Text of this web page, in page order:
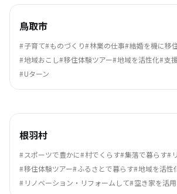
鳥取市
子育て ものづくり 林業の仕事 結婚を機に移
地域おこし 移住体験ツアー 地域を活性化 支
Uターン
根羽村
スポーツで豊かに 村でくらす 集落で暮らす
移住体験ツアー ふるさとで暮らす 地域を活性
リノベーション・リフォームして 空き家を活用